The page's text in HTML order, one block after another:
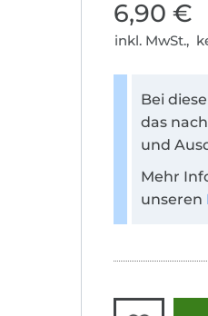
6,90 €
inkl. MwSt.,
Bei
das
und
Mehr
unseren